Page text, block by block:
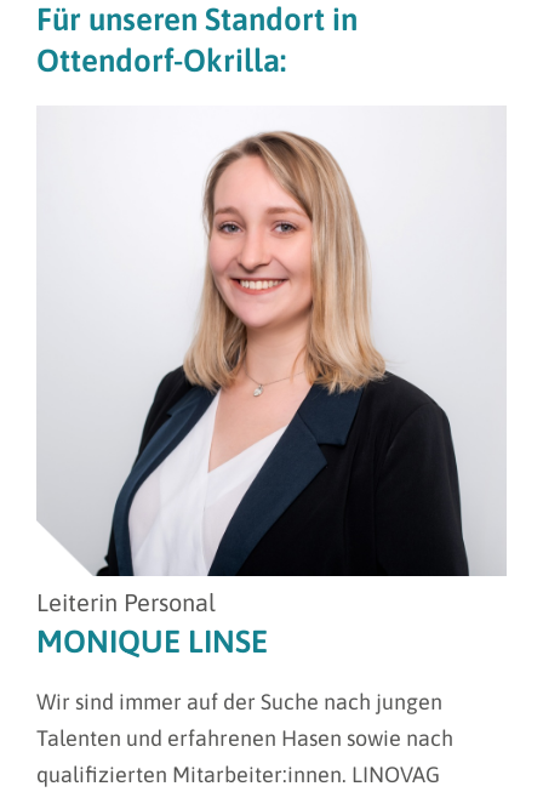
Für unseren Standort in
Ottendorf-Okrilla:
Leiterin Personal
MONIQUE LINSE
Wir sind immer auf der Suche nach jungen
Talenten und erfahrenen Hasen sowie nach
qualifizierten Mitarbeiter:innen. LINOVAG